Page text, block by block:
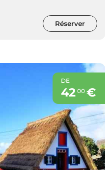
Réserver
DE
42 00€